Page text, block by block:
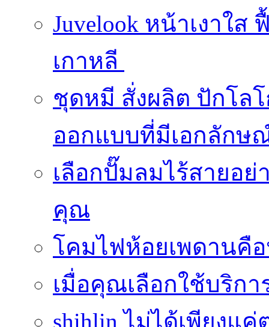
Juvelook หน้าเงาใส
เกาหลี
ชุดหมี สั่งผลิต ปักโล
ออกแบบที่มีเอกลักษ
เลือกปั๊มลมไร้สายอย่
คุณ
โคมไฟห้อยเพดานคื
เมื่อคุณเลือกใช้บริก
shihlin ไม่ได้เพียงแ